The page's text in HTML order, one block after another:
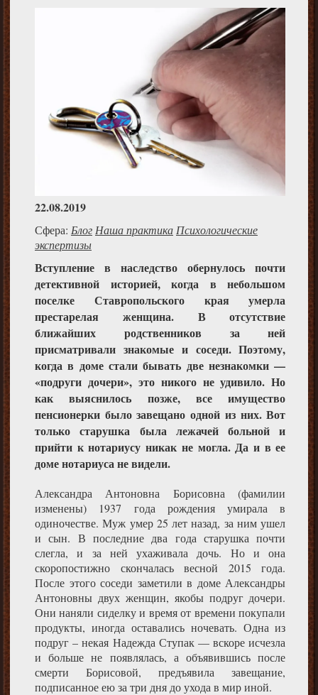
22.08.2019
Сфера: Блог Наша практика Психологические
экспертизы
Вступление в наследство обернулось почти
детективной историей, когда в небольшом
поселке Ставропольского края умерла
престарелая женщина. В отсутствие
ближайших родственников за ней
присматривали знакомые и соседи. Поэтому,
когда в доме стали бывать две незнакомки —
«подруги дочери», это никого не удивило. Но
как выяснилось позже, все имущество
пенсионерки было завещано одной из них. Вот
только старушка была лежачей больной и
прийти к нотариусу никак не могла. Да и в ее
доме нотариуса не видели.
Александра Антоновна Борисовна (фамилии
изменены) 1937 года рождения умирала в
одиночестве. Муж умер 25 лет назад, за ним ушел
и сын. В последние два года старушка почти
слегла, и за ней ухаживала дочь. Но и она
скоропостижно скончалась весной 2015 года.
После этого соседи заметили в доме Александры
Антоновны двух женщин, якобы подруг дочери.
Они наняли сиделку и время от времени покупали
продукты, иногда оставались ночевать. Одна из
подруг – некая Надежда Ступак — вскоре исчезла
и больше не появлялась, а объявившись после
смерти Борисовой, предъявила завещание,
подписанное ею за три дня до ухода в мир иной.